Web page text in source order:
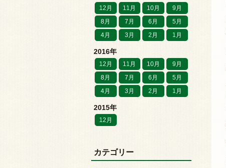
12月 11月 10月
9月
8月
7月 6月
5月
4月
3月 2月 1月
2016年
12月 11月 10月
9月
8月
7月 6月
5月
4月
3月 2月 1月
2015年
12月
カテゴリー